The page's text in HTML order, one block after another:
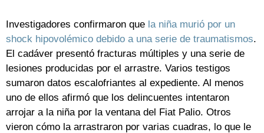
Investigadores confirmaron que la niña murió por un
shock hipovolémico debido a una serie de traumatismos.
El cadáver presentó fracturas múltiples y una serie de
lesiones producidas por el arrastre. Varios testigos
sumaron datos escalofriantes al expediente. Al menos
uno de ellos afirmó que los delincuentes intentaron
arrojar a la niña por la ventana del Fiat Palio. Otros
vieron cómo la arrastraron por varias cuadras, lo que le